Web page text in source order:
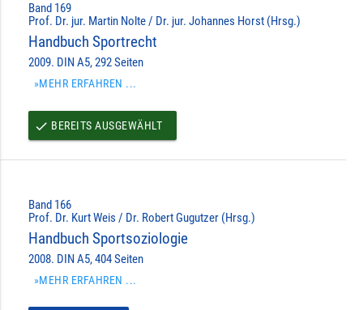
Band 169
Prof. Dr. jur. Martin Nolte / Dr. jur. Johannes Horst (Hrsg.)
Handbuch Sportrecht
2009. DIN A5, 292 Seiten
»MEHR ERFAHREN ...
done BEREITS AUSGEWÄHLT
Band 166
Prof. Dr. Kurt Weis / Dr. Robert Gugutzer (Hrsg.)
Handbuch Sportsoziologie
2008. DIN A5, 404 Seiten
»MEHR ERFAHREN ...